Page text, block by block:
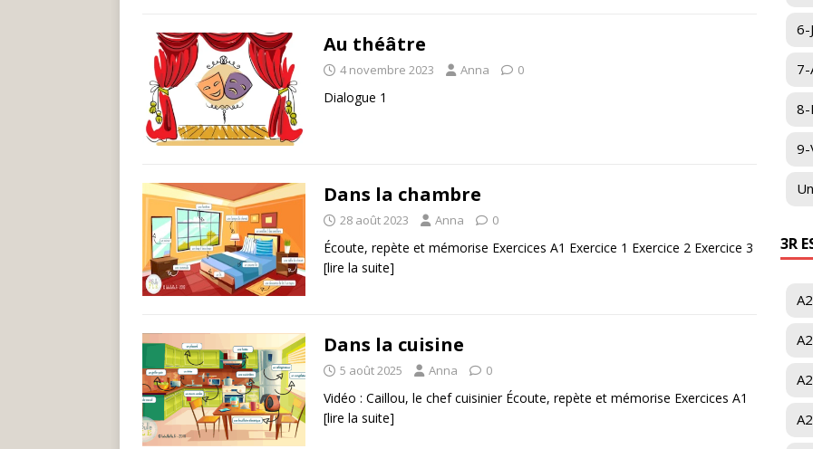
Au théâtre
4 novembre 2023 Anna 0
Dialogue 1
Dans la chambre
28 août 2023 Anna 0
Écoute, repète et mémorise Exercices A1 Exercice 1 Exercice 2 Exercice 3
[lire la suite]
Dans la cuisine
5 août 2025 Anna 0
Vidéo : Caillou, le chef cuisinier Écoute, repète et mémorise Exercices A1
[lire la suite]
6-
7-
8-
9-
3R